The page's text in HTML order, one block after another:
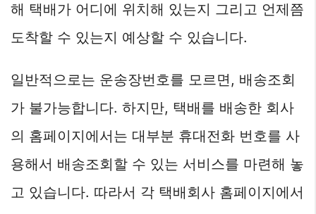
해 택배가 어디에 위치해 있는지 그리고 언제쯤
도착할 수 있는지 예상할 수 있습니다.
일반적으로는 운송장번호를 모르면, 배송조회
가 불가능합니다. 하지만, 택배를 배송한 회사
의 홈페이지에서는 대부분 휴대전화 번호를 사
용해서 배송조회할 수 있는 서비스를 마련해 놓
고 있습니다. 따라서 각 택배회사 홈페이지에서